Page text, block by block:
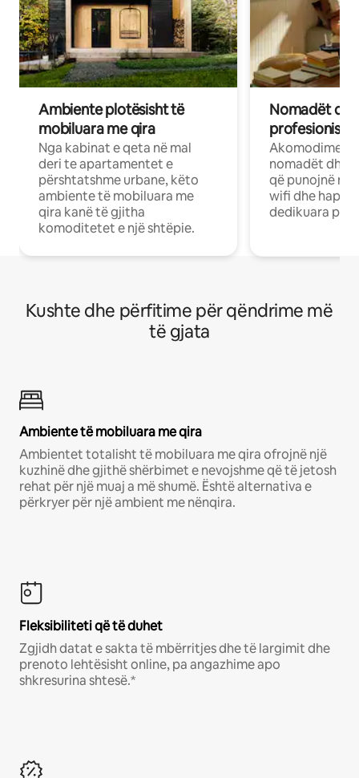
Ambiente plotësisht të
mobiluara me qira
Nga kabinat e qeta në mal
deri te apartamentet e
përshtatshme urbane, këto
ambiente të mobiluara me
qira kanë të gjitha
komoditetet e një shtëpie.
Nomadët
Akomodime
nomadët dhe
që punojnë në
wifi dhe
dedikuara
Kushte dhe përfitime për qëndrime më
të gjata
Ambiente të mobiluara me qira
Ambientet totalisht të mobiluara me qira ofrojnë një
kuzhinë dhe gjithë shërbimet e nevojshme që të jetosh
rehat për një muaj a më shumë. Është alternativa e
përkryer për një ambient me nënqira.
Fleksibiliteti që të duhet
Zgjidh datat e sakta të mbërritjes dhe të largimit dhe
prenoto lehtësisht online, pa angazhime apo
shkresurina shtesë.*